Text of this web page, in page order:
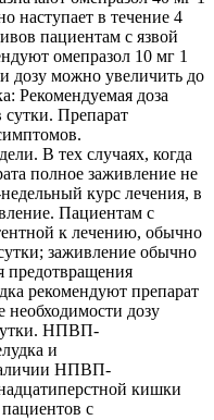
наступает в течение 4
пациентам с язвой
омепразол 10 мг 1
дозу можно увеличить до
Рекомендуемая доза
сутки. Препарат
В тех случаях, когда
полное заживление не
курс лечения, в
Пациентам с
к лечению, обычно
заживление обычно
предотвращения
рекомендуют препарат
необходимости дозу
НПВП-
и
НПВП-
кишки
с